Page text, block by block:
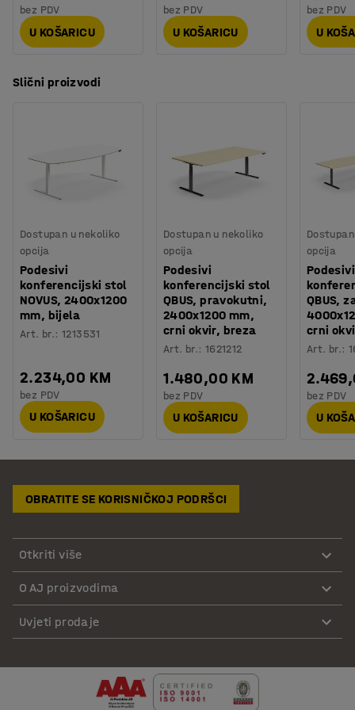
podizanju stola i odmah zaustavlja kretanje. Postolje i
ploča stola su dostupni u nekoliko boja.
Montaža
Dolazi nesastavljeno
bez PDV
U KOŠARICU
bez PDV
U KOŠARICU
bez PDV
U
Slični proizvodi
Dostupan u nekoliko
opcija
Podesivi
konferencijski stol
NOVUS, 2400x1200
mm, bijela
Art. br.:1213531
2.234,00 KM
bez PDV
U KOŠARICU
Dostupan u nekoliko
opcija
Podesivi
konferencijski stol
QBUS, pravokutni,
2400x1200 mm,
crni okvir, breza
Art. br.: 1621212
1.480,00 KM
bez PDV
U KOŠARICU
opcija
Podesivi
QBUS,
crni
Art. br.:
bez PDV
U
OBRATITE SE KORISNIČKOJ PODRŠCI
Otkriti više
O AJ proizvodima
Uvjeti prodaje